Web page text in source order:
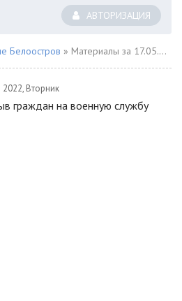
АВТОРИЗАЦИЯ
Белоостров » Материалы за 17.05.2022
2022, Вторник
граждан на военную службу